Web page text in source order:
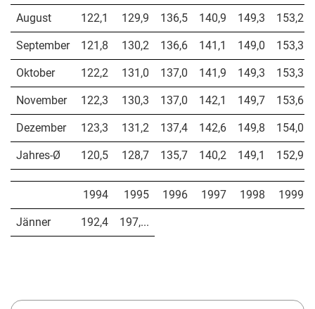
August 122,1 129,9 136,5 140,9 149,3 153,2
September 121,8 130,2 136,6 141,1 149,0 153,3
Oktober 122,2 131,0 137,0 141,9 149,3 153,3
November 122,3 130,3 137,0 142,1 149,7 153,6
Dezember 123,3 131,2 137,4 142,6 149,8 154,0
Jahres-Ø 120,5 128,7 135,7 140,2 149,1 152,9
1994 1995 1996 1997 1998 1999
Jänner 192,4 197,...